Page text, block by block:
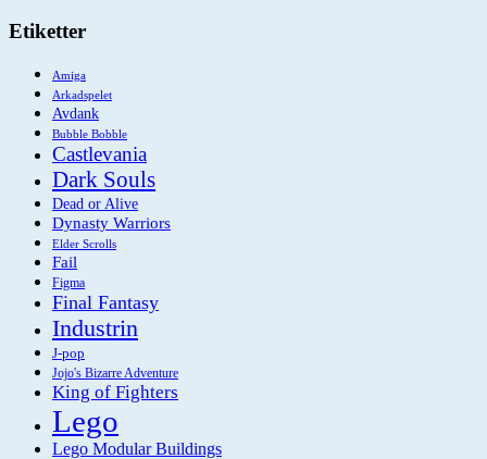
Etiketter
Amiga
Arkadspelet
Avdank
Bubble Bobble
Castlevania
Dark Souls
Dead or Alive
Dynasty Warriors
Elder Scrolls
Fail
Figma
Final Fantasy
Industrin
J-pop
Jojo's Bizarre Adventure
King of Fighters
Lego
Lego Modular Buildings